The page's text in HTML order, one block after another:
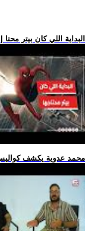
.. فيلم Spider-Man: Brand New Day | البداية اللي كان بيتر محتا
.. محمد عدوية يكشف